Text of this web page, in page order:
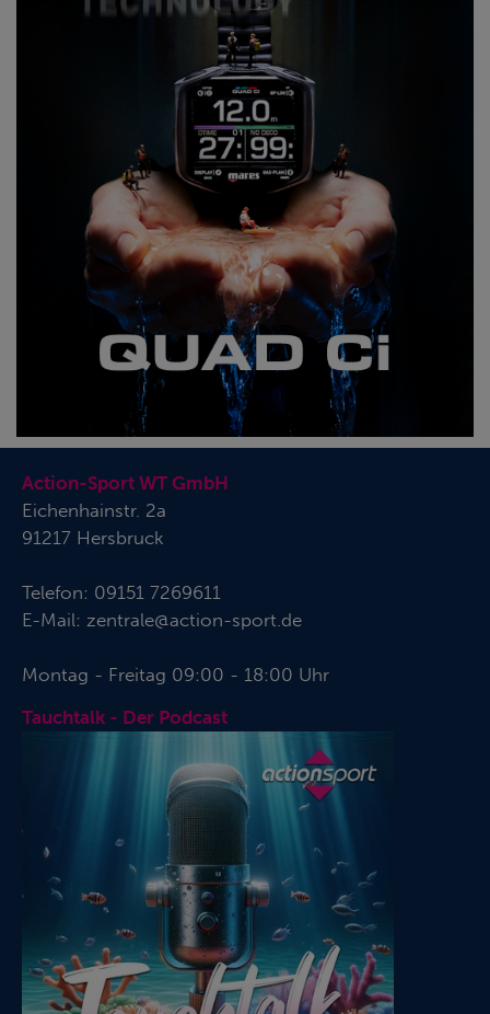
Action-Sport WT GmbH
Eichenhainstr. 2a
91217 Hersbruck
Telefon: 09151 7269611
E-Mail: zentrale@action-sport.de
Montag - Freitag 09:00 - 18:00 Uhr
Tauchtalk - Der Podcast